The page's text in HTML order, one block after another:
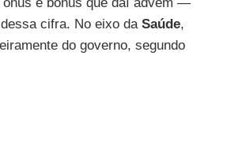
cifra. No eixo da Saúde,
do governo, segundo